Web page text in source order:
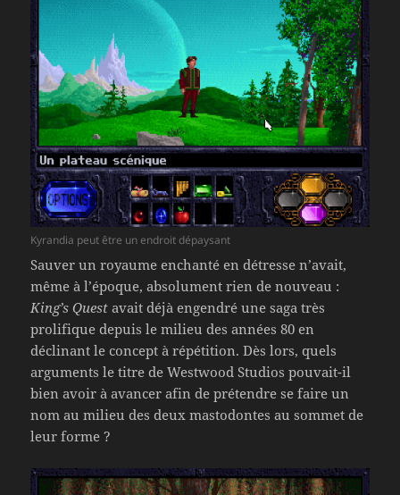
Kyrandia peut être un endroit dépaysant
Sauver un royaume enchanté en détresse n’avait,
même à l’époque, absolument rien de nouveau :
King’s Quest avait déjà engendré une saga très
prolifique depuis le milieu des années 80 en
déclinant le concept à répétition. Dès lors, quels
arguments le titre de Westwood Studios pouvait-il
bien avoir à avancer afin de prétendre se faire un
nom au milieu des deux mastodontes au sommet de
leur forme ?